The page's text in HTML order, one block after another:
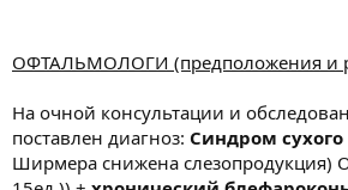
ОФТАЛЬМОЛОГИ (предположения и
На очной консультации и
поставлен диагноз: Синдром сухого
Ширмера снижена слезопродукция)